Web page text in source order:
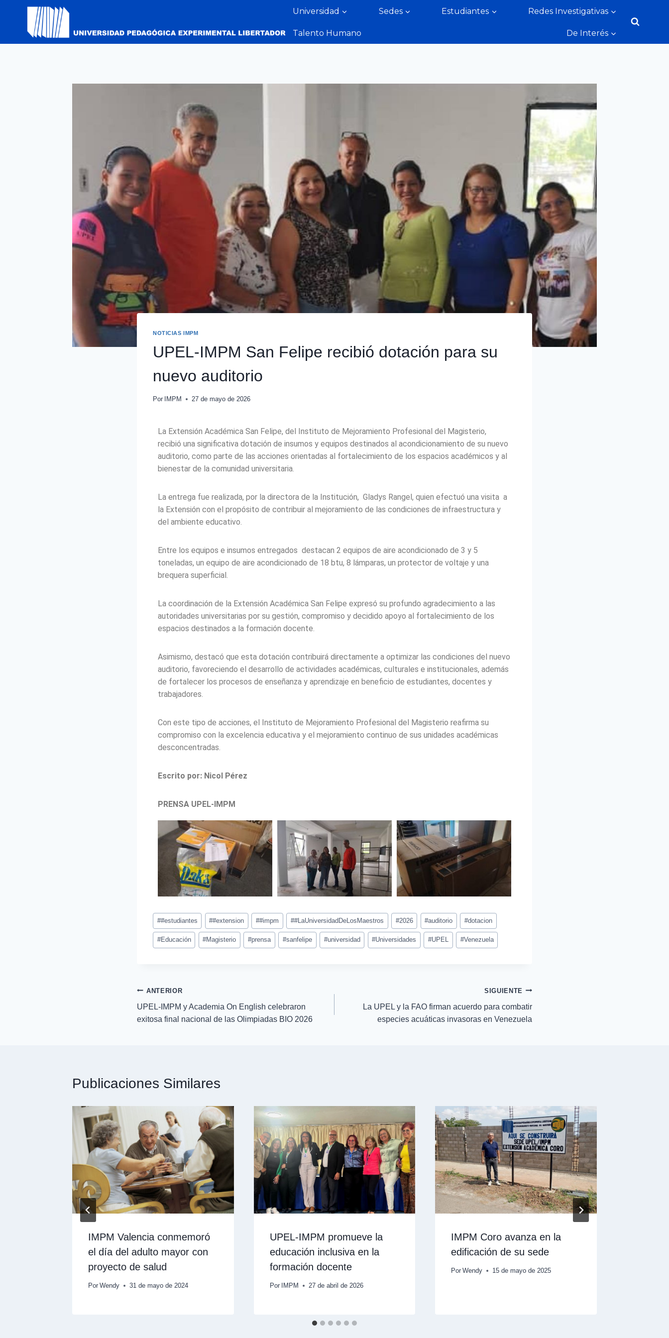
Universidad Sedes Estudiantes Redes Investigativas
Talento Humano De Interés
NOTICIAS IMPM
UPEL-IMPM San Felipe recibió dotación para su
nuevo auditorio
Por IMPM 27 de mayo de 2026
La Extensión Académica San Felipe, del Instituto de Mejoramiento Profesional del Magisterio,
recibió una significativa dotación de insumos y equipos destinados al acondicionamiento de su nuevo
auditorio, como parte de las acciones orientadas al fortalecimiento de los espacios académicos y al
bienestar de la comunidad universitaria.
La entrega fue realizada, por la directora de la Institución, Gladys Rangel, quien efectuó una visita a
la Extensión con el propósito de contribuir al mejoramiento de las condiciones de infraestructura y
del ambiente educativo.
Entre los equipos e insumos entregados destacan 2 equipos de aire acondicionado de 3 y 5
toneladas, un equipo de aire acondicionado de 18 btu, 8 lámparas, un protector de voltaje y una
brequera superficial.
La coordinación de la Extensión Académica San Felipe expresó su profundo agradecimiento a las
autoridades universitarias por su gestión, compromiso y decidido apoyo al fortalecimiento de los
espacios destinados a la formación docente.
Asimismo, destacó que esta dotación contribuirá directamente a optimizar las condiciones del nuevo
auditorio, favoreciendo el desarrollo de actividades académicas, culturales e institucionales, además
de fortalecer los procesos de enseñanza y aprendizaje en beneficio de estudiantes, docentes y
trabajadores.
Con este tipo de acciones, el Instituto de Mejoramiento Profesional del Magisterio reafirma su
compromiso con la excelencia educativa y el mejoramiento continuo de sus unidades académicas
desconcentradas.
Escrito por: Nicol Pérez
PRENSA UPEL-IMPM
##estudiantes ##extension ##impm ##LaUniversidadDeLosMaestros #2026 #auditorio #dotacion
#Educación #Magisterio #prensa #sanfelipe #universidad #Universidades #UPEL #Venezuela
ANTERIOR
UPEL-IMPM y Academia On English celebraron
exitosa final nacional de las Olimpiadas BIO 2026
SIGUIENTE
La UPEL y la FAO firman acuerdo para combatir
especies acuáticas invasoras en Venezuela
Publicaciones Similares
IMPM Valencia conmemoró
el día del adulto mayor con
proyecto de salud
Por Wendy 31 de mayo de 2024
UPEL-IMPM promueve la
educación inclusiva en la
formación docente
Por IMPM 27 de abril de 2026
IMPM Coro avanza en la
edificación de su sede
Por Wendy 15 de mayo de 2025